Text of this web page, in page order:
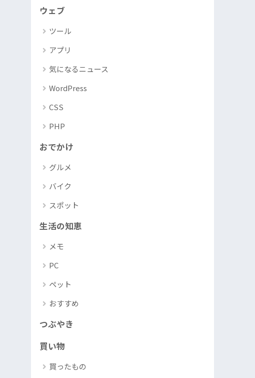
ウェブ
ツール
アプリ
気になるニュース
WordPress
CSS
PHP
おでかけ
グルメ
バイク
スポット
生活の知恵
メモ
PC
ペット
おすすめ
つぶやき
買い物
買ったもの